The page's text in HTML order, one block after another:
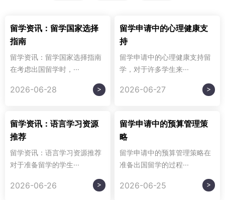
留学资讯：留学国家选择
指南
留学资讯：留学国家选择指南
在考虑出国留学时，···
2026-06-28 >
留学申请中的心理健康支
持
留学申请中的心理健康支持留
学，对于许多学生来···
2026-06-27 >
留学资讯：语言学习资源
推荐
留学资讯：语言学习资源推荐
对于准备留学的学生···
2026-06-26 >
留学申请中的预算管理策
略
留学申请中的预算管理策略在
准备出国留学的过程···
2026-06-25 >